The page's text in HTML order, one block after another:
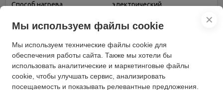
Способ нагрева
электрический
водонагревателем
механическое
нагрева
есть
Способ крепления
Место подводки
нижняя подводка
Объем бака (л)
30
✕
Мы используем файлы cookie
Мы используем технические файлы cookie для
обеспечения работы сайта. Также мы хотели бы
использовать аналитические и маркетинговые файлы
cookie, чтобы улучшать сервис, анализировать
посещаемость и показывать релевантные предложения.